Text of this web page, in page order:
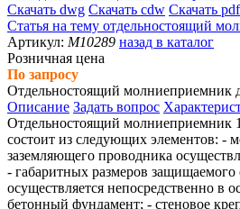
Скачать dwg Скачать cdw Скачать pdf
Статья на тему отдельностоящий
Артикул: M10289 назад в каталог
Розничная цена
По запросу
Отдельностоящий молниеприемник
Описание Задать вопрос
Отдельностоящий молниеприемник
состоит из следующих элементов: -
заземляющего проводника
- габаритных размеров защищаемого
осуществляется непосредственно
бетонный фундамент; - стеновое